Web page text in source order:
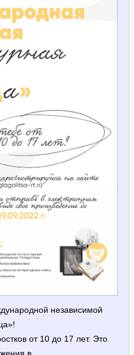
независимой
от 10 до 17 лет. Это